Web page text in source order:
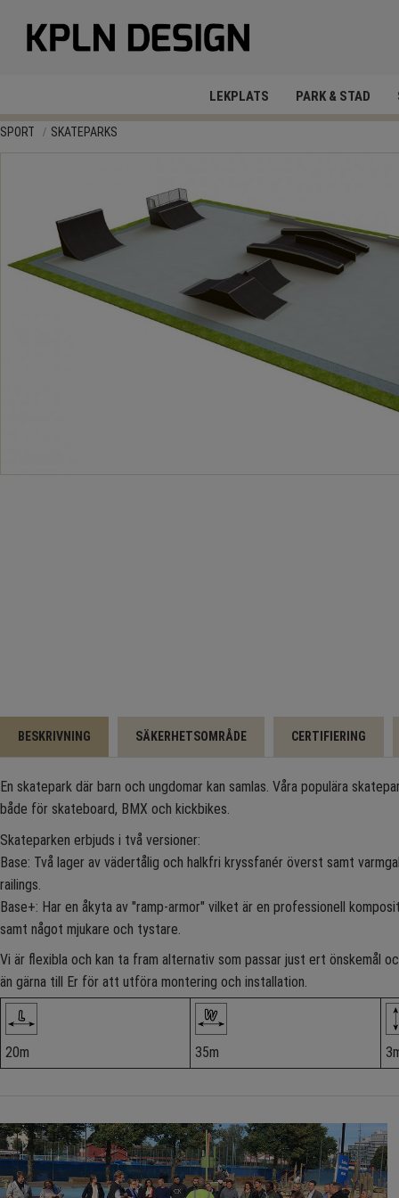
LEKPLATS PARK & STAD
SPORT SKATEPARKS
BESKRIVNING SÄKERHETSOMRÅDE CERTIFIERING
En skatepark där barn och ungdomar kan samlas. Våra populära
både för skateboard, BMX och kickbikes.
Skateparken erbjuds i två versioner:
Base: Två lager av vädertålig och halkfri kryssfanér överst samt
railings.
Base+: Har en åkyta av "ramp-armor" vilket är en professionell
samt något mjukare och tystare.
Vi är flexibla och kan ta fram alternativ som passar just ert önskemål
än gärna till Er för att utföra montering och installation.
20m 35m